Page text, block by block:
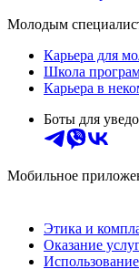
Молодым
Карьера для
Школа
Карьера в
Боты для
Мобильное
Этика и
Оказание